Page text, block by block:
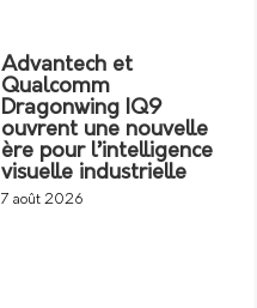
Advantech et
Qualcomm
Dragonwing IQ9
ouvrent une nouvelle
ère pour l’intelligence
visuelle industrielle
7 août 2026